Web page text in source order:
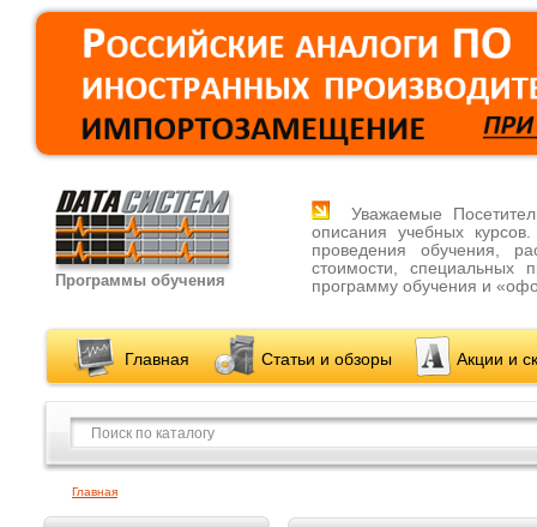
Программы обучения
Уважаемые
описания учебных
проведения обучения,
стоимости, специальных
программу обучения и
Главная Статьи и обзоры Акции и
Главная